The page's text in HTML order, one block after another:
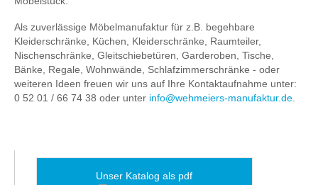
Als zuverlässige Möbelmanufaktur für z.B. begehbare
Kleiderschränke, Küchen, Kleiderschränke, Raumteiler,
Nischenschränke, Gleitschiebetüren, Garderoben, Tische,
Bänke, Regale, Wohnwände, Schlafzimmerschränke - oder
weiteren Ideen freuen wir uns auf Ihre Kontaktaufnahme unter:
0 52 01 / 66 74 38 oder unter info@wehmeiers-manufaktur.de.
Unser Katalog als pdf